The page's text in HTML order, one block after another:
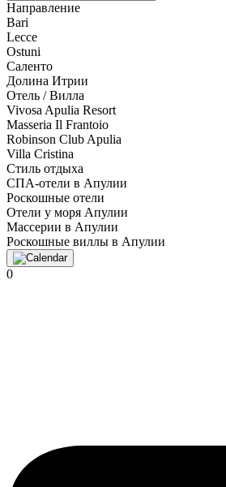
Направление
Bari
Lecce
Ostuni
Саленто
Долина Итрии
Отель / Вилла
Vivosa Apulia Resort
Masseria Il Frantoio
Robinson Club Apulia
Villa Cristina
Стиль отдыха
СПА-отели в Апулии
Роскошные отели
Отели у моря Апулии
Массерии в Апулии
Роскошные виллы в Апулии
0